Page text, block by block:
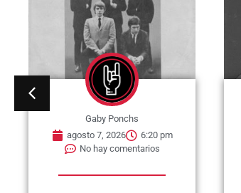
Gaby Ponchs
agosto 7, 2026
6:20 pm
No hay comentarios